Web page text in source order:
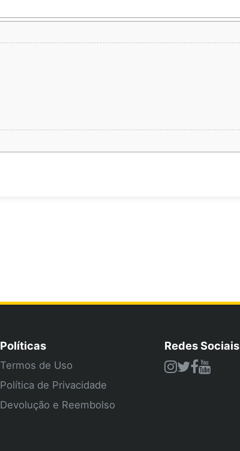
Políticas
Termos de Uso
Política de Privacidade
Devolução e Reembolso
Redes Sociais